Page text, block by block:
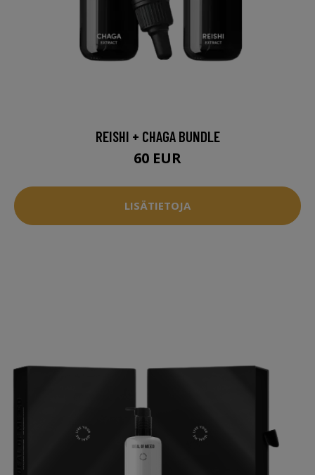
REISHI + CHAGA BUNDLE
60 EUR
LISÄTIETOJA